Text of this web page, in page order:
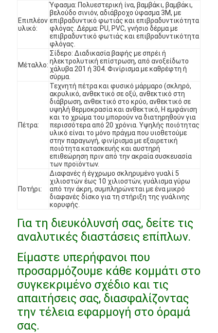
Προϊόντα
Βίντεο
Εμφάνιση VR
Σχετικά με εμάς
Επισκέψεις στο εργοστάσιο
Έλεγχος Ποιότητας
Επικοινωνήστε μαζί μας
Ειδήσεις
Υποθέσεις
Ερωτήσεις
Συνομιλία τώρα
Έπιπλα ξενοδοχείων
Έπιπλα βίλας
Έπιπλα διαμερισμάτων
Επιπλέον
υλικό:
Ύφασμα: Πολυεστερική ίνα, βαμβάκι, βαμβάκι,
βελούδο σινιόν, αδιάβροχο ύφασμα 3M, με
επιβραδυντικό φωτιάς και επιβραδυντικότητα
φλόγας. Δέρμα: PU, PVC, γνήσιο δέρμα με
επιβραδυντικό φωτιάς και επιβραδυντικότητα
φλόγας.
Μέταλλο:
Σίδερο: Διαδικασία βαφής με σπρέι ή
ηλεκτρολυτική επίστρωση, από ανοξείδωτο
χάλυβα 201 ή 304. Φινίρισμα με καθρέφτη ή
σύρμα.
Πέτρα:
Τεχνητή πέτρα και φυσικό μάρμαρο (σκληρό,
ακρυλικό, ανθεκτικό σε οξύ, ανθεκτικό στη
διάβρωση, ανθεκτικό στο κρύο, ανθεκτικό σε
υψηλή θερμοκρασία και ανθεκτικό, Η εμφάνιση
και το χρώμα του μπορούν να διατηρηθούν για
περισσότερα από 20 χρόνια. Υψηλής ποιότητας
υλικό είναι το μόνο πράγμα που υιοθετούμε
στην παραγωγή, φινίρισμα με εξαιρετική
ποιότητα κατασκευής και αυστηρή
επιθεώρηση πριν από την ακραία συσκευασία
των προϊόντων.
Ποτήρι:
Διαφανές ή έγχρωμο σκληρυμένο γυαλί 5
χιλιοστών έως 10 χιλιοστών, γυάλισμα γύρω
από την άκρη, συμπληρώνεται με ένα μικρό
διαφανές δίσκο για τη στήριξη της γυάλινης
κορυφής.
Για τη διευκόλυνσή σας, δείτε τις
αναλυτικές διαστάσεις επίπλων.
Είμαστε υπερήφανοι που
προσαρμόζουμε κάθε κομμάτι στο
συγκεκριμένο σχέδιο και τις
απαιτήσεις σας, διασφαλίζοντας
την τέλεια εφαρμογή στο όραμά
σας.